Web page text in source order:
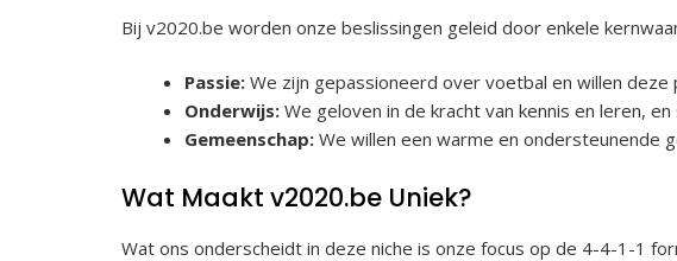
Bij v2020.be worden onze beslissingen geleid door enkele
Passie: We zijn gepassioneerd over voetbal en willen deze
Onderwijs: We geloven in de kracht van kennis en leren,
Gemeenschap: We willen een warme en ondersteunende
Wat Maakt v2020.be Uniek?
Wat ons onderscheidt in deze niche is onze focus op de 4-4-1-1